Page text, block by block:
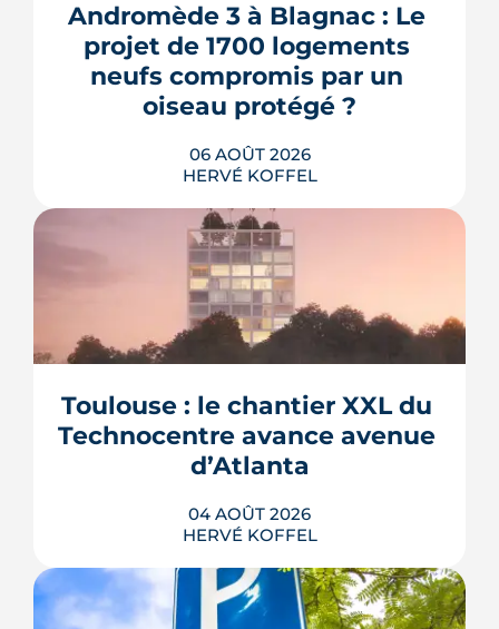
Andromède 3 à Blagnac : Le
projet de 1700 logements
neufs compromis par un
oiseau protégé ?
06 AOÛT 2026
HERVÉ KOFFEL
La troisième et dernière phase de
l'écoquartier Andromède doit livrer
près de 1 700 logements à partir de
protégé, la cisticole des joncs, contraint
fortement le plan d'aménagement et
repousse un calendrier déjà tendu.
LIRE L'ARTICLE
Toulouse : le chantier XXL du
Technocentre avance avenue
d’Atlanta
04 AOÛT 2026
HERVÉ KOFFEL